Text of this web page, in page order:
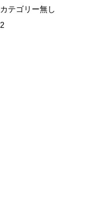
カテゴリー無し
2